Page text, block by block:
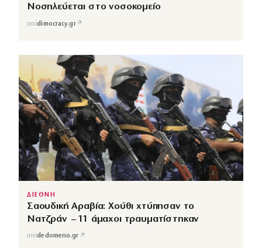
Νοσηλεύεται στο νοσοκομείο
απόdimocracy.gr↗
ΔΙΕΘΝΗ
Σαουδική Αραβία: Χούθι χτύπησαν το
Νατζράν – 11 άμαχοι τραυματίστηκαν
απόdedomeno.gr ↗